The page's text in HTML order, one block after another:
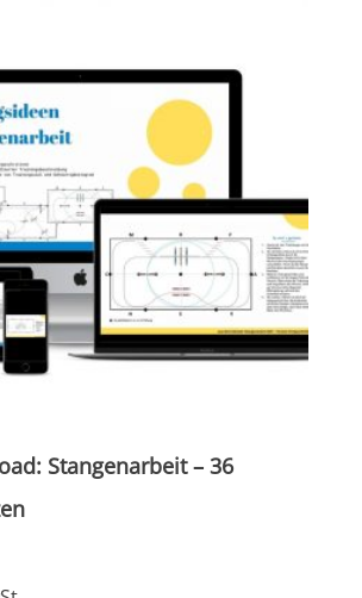
Stangenarbeit – 36